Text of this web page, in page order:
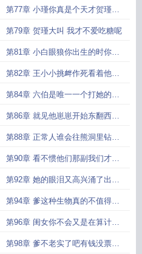
不放过任何一个能利用的机会
第77章 小瑾你真是个天才贺瑾抱
着奶糖和肉美滋滋地往家跑
第79章 贺瑾大叫 我才不爱吃糖呢
第81章 小白眼狼你出生的时你爹
可是说过了你也是我的闺女
第82章 王小小挑衅作死看着他不
把物资还给她她不教
第84章 六伯是唯一一个打她的人
再一想六伯又不在怕个毛线
第86章 就见他崽崽开始东翻西翻
把他藏的烟酒全部抱走了
第88章 正常人谁会往熊洞里钻父
亲不是正常人最擅长利用环境
第90章 看不惯他们那副我们才是
正统的嘴脸我们才是正统
第92章 她的眼泪又高兴涌了出来
她要把庇护所的药全部给拿到手
第94章 爹这种生物真的不值得我
们可怜
第96章 闺女你不会又是在算计你
老爹该不会想让老子帮你写吧
第98章 爹不老实了吧有钱没票你